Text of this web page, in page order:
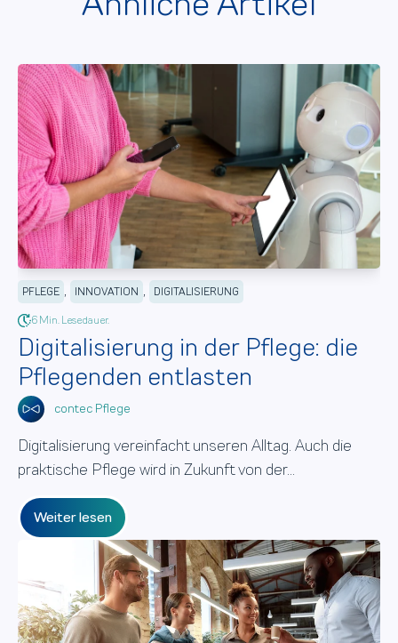
PFLEGE , INNOVATION , DIGITALISIERUNG
6 Min. Lesedauer.
Digitalisierung in der Pflege: die
Pflegenden entlasten
contec Pflege
Digitalisierung vereinfacht unseren Alltag. Auch die
praktische Pflege wird in Zukunft von der...
Weiter lesen